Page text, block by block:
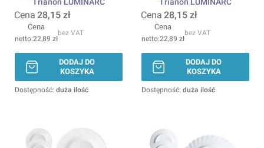
Cena 28,15 zł
Cena
22,89 zł
bez VAT
DODAJ DO
KOSZYKA
Dostępność: duża ilość
Cena 28,15 zł
Cena
22,89 zł
bez VAT
DODAJ DO
KOSZYKA
Dostępność: duża ilość